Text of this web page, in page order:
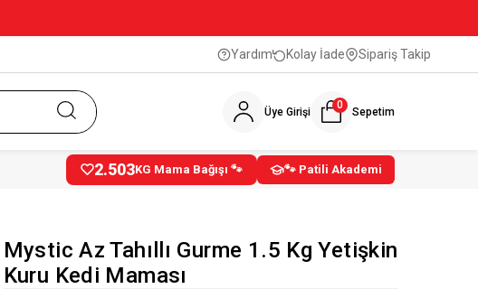
Yardım Kolay İade Sipariş Takip
Üye Girişi Sepetim
0
2.503KG Mama Bağışı 🐾 🐾 Patili Akademi
Mystic Az Tahıllı Gurme 1.5 Kg Yetişkin
Kuru Kedi Maması